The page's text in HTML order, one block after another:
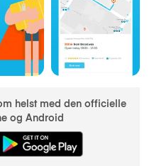
helst med den officielle
og Android